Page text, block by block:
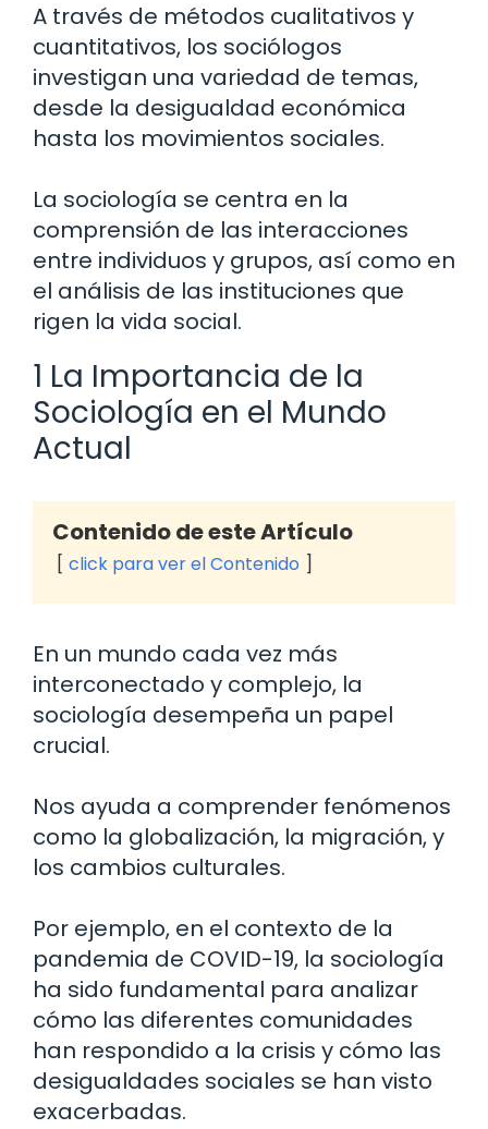
A través de métodos cualitativos y
cuantitativos, los sociólogos
investigan una variedad de temas,
desde la desigualdad económica
hasta los movimientos sociales.
La sociología se centra en la
comprensión de las interacciones
entre individuos y grupos, así como en
el análisis de las instituciones que
rigen la vida social.
1 La Importancia de la
Sociología en el Mundo
Actual
Contenido de este Artículo
click para ver el Contenido
En un mundo cada vez más
interconectado y complejo, la
sociología desempeña un papel
crucial.
Nos ayuda a comprender fenómenos
como la globalización, la migración, y
los cambios culturales.
Por ejemplo, en el contexto de la
pandemia de COVID-19, la sociología
ha sido fundamental para analizar
cómo las diferentes comunidades
han respondido a la crisis y cómo las
desigualdades sociales se han visto
exacerbadas.